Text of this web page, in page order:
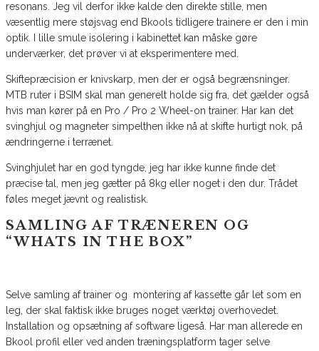
resonans. Jeg vil derfor ikke kalde den direkte stille, men
væsentlig mere støjsvag end Bkools tidligere trainere er den i min
optik. I lille smule isolering i kabinettet kan måske gøre
underværker, det prøver vi at eksperimentere med.
Skiftepræcision er knivskarp, men der er også begrænsninger.
MTB ruter i BSIM skal man generelt holde sig fra, det gælder også
hvis man kører på en Pro / Pro 2 Wheel-on trainer. Har kan det
svinghjul og magneter simpelthen ikke nå at skifte hurtigt nok, på
ændringerne i terrænet.
Svinghjulet har en god tyngde, jeg har ikke kunne finde det
præcise tal, men jeg gætter på 8kg eller noget i den dur. Trådet
føles meget jævnt og realistisk.
SAMLING AF TRÆNEREN OG
“WHATS IN THE BOX”
Selve samling af trainer og montering af kassette går let som en
leg, der skal faktisk ikke bruges noget værktøj overhovedet.
Installation og opsætning af software ligeså. Har man allerede en
Bkool profil eller ved anden træningsplatform tager selve